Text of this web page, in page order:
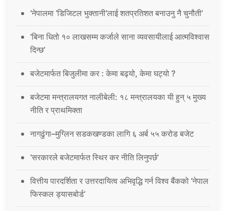
‘नेपालमा ‘डिजिटल भुक्तानी’लाई शतप्रतिशत बनाउनु नै चुनौती’
‘बिना धितो १० लाखसम्म कर्जाले साना व्यवसायीलाई आत्मविश्वास
दिन्छ’
बजेटमार्फत बिजुलीमा कर : केमा बढ्यो, केमा घट्यो ?
बजेटमा मन्त्रालयगत नालीबेली: १८ मन्त्रालयका यी हुन् ५ मुख्य
नीति र प्राथमिक्ता
नागढुंगा–मुग्लिन सडकखण्डका लागि ६ अर्ब ५५ करोड बजेट
‘सरकारले बजेटमार्फत स्थिर कर नीति लिनुपर्छ’
वित्तीय पारदर्शिता र उत्तरदायित्व अभिवृद्धि गर्न विश्व बैंकको ‘नेपाल
फिस्कल ड्यासबोर्ड’